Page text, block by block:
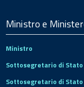
Footer
Ministro e
Ministro
Sottosegretario di Stato
Sottosegretario di Stato